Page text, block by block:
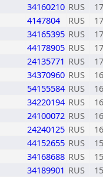
34160210 RUS
4147804 RUS
34165395 RUS
44178905 RUS
24135771 RUS
34370960 RUS
54155584 RUS
34220194 RUS
24100072 RUS
24240125 RUS
44152655 RUS
34168688 RUS
34189901 RUS